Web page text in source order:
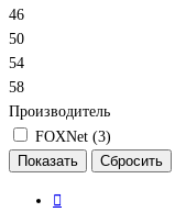
46
50
54
58
Производитель
FOXNet (3)